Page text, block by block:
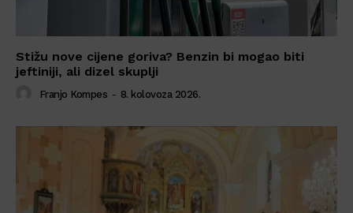
Stižu nove cijene goriva? Benzin bi mogao biti
jeftiniji, ali dizel skuplji
Franjo Kompes - 8. kolovoza 2026.